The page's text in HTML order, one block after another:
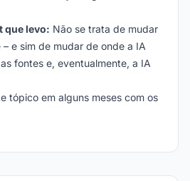
que levo: Não se trata de mudar
e sim de mudar de onde a IA
fontes e, eventualmente, a IA
tópico em alguns meses com os